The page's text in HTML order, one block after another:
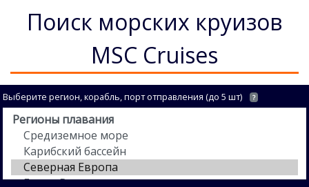
Поиск морских круизов
MSC Cruises
Выберите регион, корабль, порт отправления (до 5 шт) ?